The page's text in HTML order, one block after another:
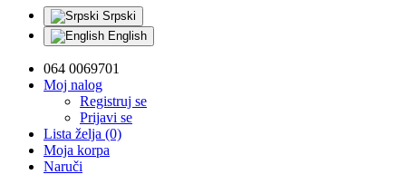
Srpski
English
064 0069701
Moj nalog
Registruj se
Prijavi se
Lista želja (0)
Moja korpa
Naruči